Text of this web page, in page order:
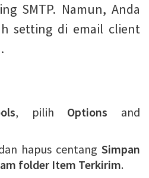
SMTP. Namun, Anda
setting di email client
, pilih Options and
hapus centangSimpan
folder Item Terkirim.